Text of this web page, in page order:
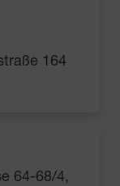
164
64-68/4,